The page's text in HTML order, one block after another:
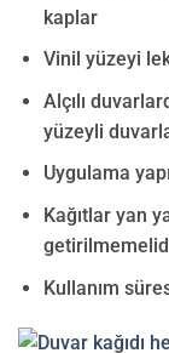
kaplar
Vinil yüzeyi
Alçılı
yüzeyli
Uygulama
Kağıtlar yan
Kullanım